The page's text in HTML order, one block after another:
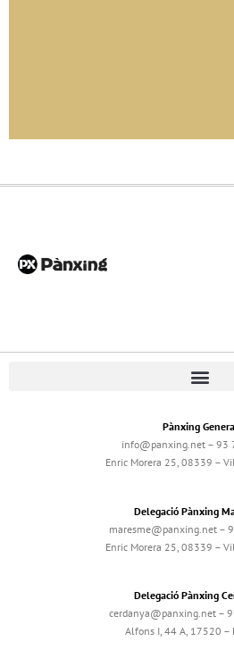
Pànxing
info@panxing.net – 93
Enric Morera 25, 08339 –
Delegació Pànxing
maresme@panxing.net –
Enric Morera 25, 08339 –
Delegació Pànxing
cerdanya@panxing.net –
Alfons I, 44 A, 17520 –